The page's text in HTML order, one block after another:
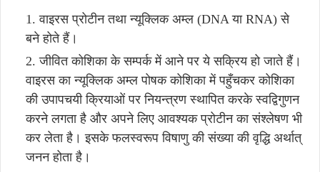
वाइरस प्रोटीन तथा न्यूक्लिक अम्ल (DNA या RNA) से
बने होते हैं।
जीवित कोशिका के सम्पर्क में आने पर ये सक्रिय हो जाते हैं।
वाइरस का न्यूक्लिक अम्ल पोषक कोशिका में पहुँचकर कोशिका
की उपापचयी क्रियाओं पर नियन्त्रण स्थापित करके स्वद्विगुणन
करने लगता है और अपने लिए आवश्यक प्रोटीन का संश्लेषण भी
कर लेता है। इसके फलस्वरूप विषाणु की संख्या की वृद्धि अर्थात्
जनन होता है।